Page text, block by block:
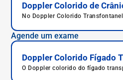
Doppler Colorido de
No Doppler Colorido
Agende um exame
Doppler Colorido Fígado
O Doppler colorido do fígado